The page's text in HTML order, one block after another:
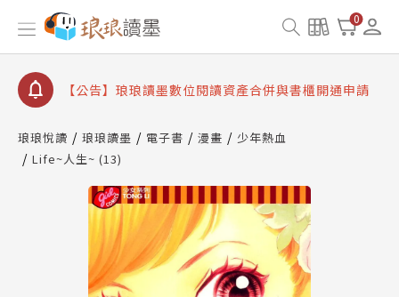
0
【公告】琅琅書店服務升級重要說明及資產合併結果
查詢
【公告】因 Readmoo 讀墨系統維護中，本站同步暫
【公告】琅琅讀墨數位閱讀資產合併與書櫃開通申請
【公告】琅琅讀墨 3 分鐘完成書櫃開通與資產合併申
請圖文教學
【公告】琅琅書店服務升級重要說明及資產合併結果
查詢
【公告】因 Readmoo 讀墨系統維護中，本站同步暫
停部分閱讀服務
琅琅悅讀 琅琅讀墨 電子書 漫畫
少年熱血
Life~人生~ (13)